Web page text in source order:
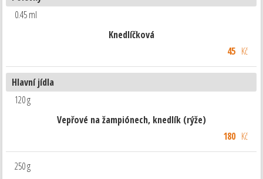
0.45 ml
Knedlíčková
45 Kč
Hlavní jídla
120 g
Vepřové na žampiónech, knedlík (rýže)
180Kč
250 g